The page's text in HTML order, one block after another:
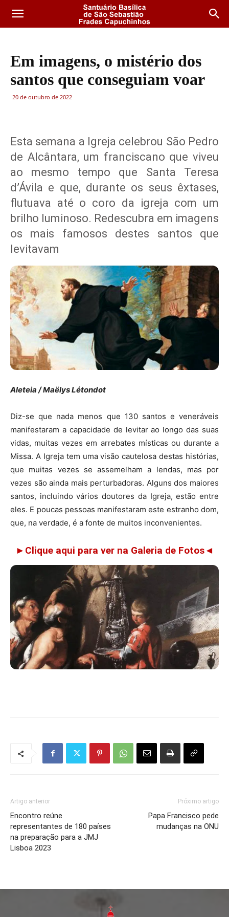
Em imagens, o mistério dos
santos que conseguiam voar
20 de outubro de 2022
Esta semana a Igreja celebrou São Pedro
de Alcântara, um franciscano que viveu
ao mesmo tempo que Santa Teresa
d’Ávila e que, durante os seus êxtases,
flutuava até o coro da igreja com um
brilho luminoso. Redescubra em imagens
os mais famosos destes santos que
levitavam
Aleteia / Maëlys Létondot
Diz-se que nada menos que 130 santos e veneráveis
manifestaram a capacidade de levitar ao longo das suas
vidas, muitas vezes em arrebates místicas ou durante a
Missa. A Igreja tem uma visão cautelosa destas histórias,
que muitas vezes se assemelham a lendas, mas por
vezes são ainda mais perturbadoras. Alguns dos maiores
santos, incluindo vários doutores da Igreja, estão entre
eles. E poucas pessoas manifestaram este estranho dom,
que, na verdade, é a fonte de muitos inconvenientes.
►Clique aqui para ver na Galeria de Fotos◄
Artigo anterior
Encontro reúne
representantes de 180 países
na preparação para a JMJ
Lisboa 2023
Próximo artigo
Papa Francisco pede
mudanças na ONU